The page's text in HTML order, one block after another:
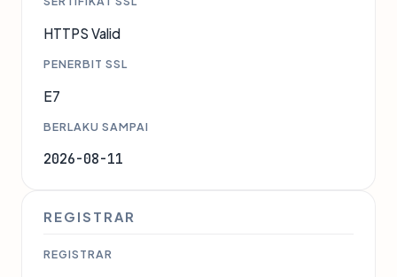
HTTPS Valid
PENERBIT SSL
E7
BERLAKU SAMPAI
2026-08-11
REGISTRAR
REGISTRAR